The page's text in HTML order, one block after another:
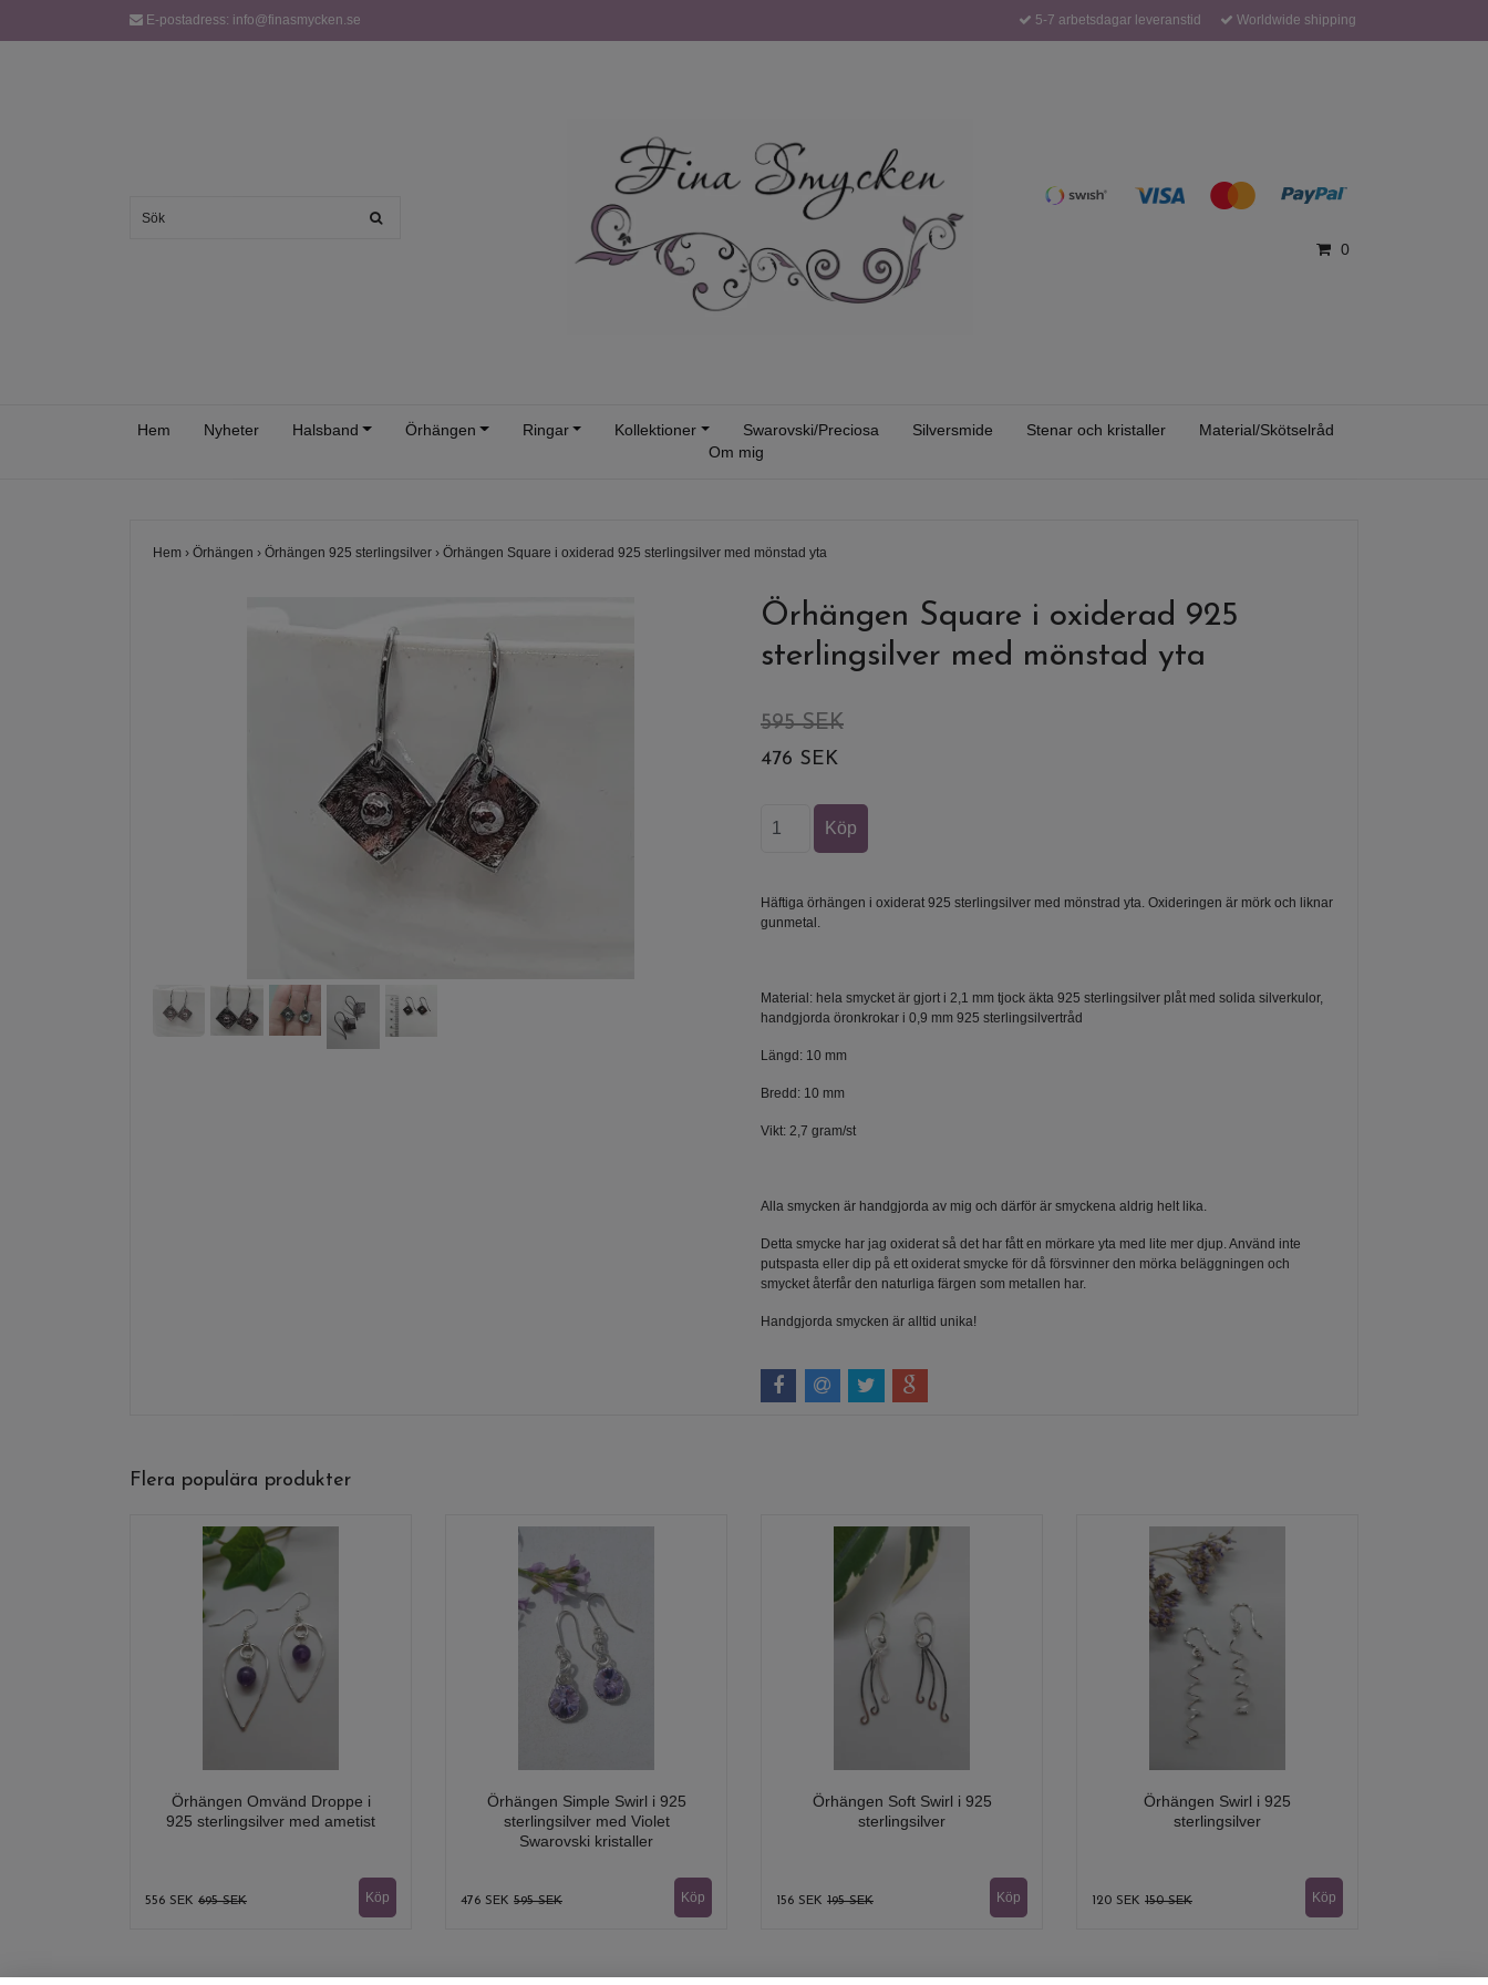
E-postadress: info@finasmycken.se 5-7 arbetsdagar leveranstid Worldwide shipping
0
Hem Nyheter Halsband Örhängen Ringar Kollektioner Swarovski/Preciosa Silversmide Stenar och kristaller
Material/Skötselråd
Om mig
Hem › Örhängen › Örhängen 925 sterlingsilver › Örhängen Square i oxiderad 925 sterlingsilver med mönstad yta
Örhängen Square i oxiderad 925
sterlingsilver med mönstad yta
595 SEK
476 SEK
Häftiga örhängen i oxiderat 925 sterlingsilver med mönstrad yta. Oxideringen är mörk och liknar
gunmetal.
Material: hela smycket är gjort i 2,1 mm tjock äkta 925 sterlingsilver plåt med solida silverkulor,
handgjorda öronkrokar i 0,9 mm 925 sterlingsilvertråd
Längd: 10 mm
Bredd: 10 mm
Vikt: 2,7 gram/st
Alla smycken är handgjorda av mig och därför är smyckena aldrig helt lika.
Detta smycke har jag oxiderat så det har fått en mörkare yta med lite mer djup. Använd inte
putspasta eller dip på ett oxiderat smycke för då försvinner den mörka beläggningen och
smycket återfår den naturliga färgen som metallen har.
Handgjorda smycken är alltid unika!
Flera populära produkter
Örhängen Omvänd Droppe i
925 sterlingsilver med ametist
556 SEK 695 SEK
Örhängen Simple Swirl i 925
sterlingsilver med Violet
Swarovski kristaller
476 SEK 595 SEK
Örhängen Soft Swirl i 925
sterlingsilver
156 SEK 195 SEK
Örhängen Swirl i 925
sterlingsilver
120 SEK 150 SEK